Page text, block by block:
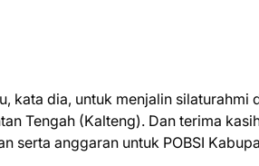
kata dia, untuk menjalin silaturahmi
Tengah (Kalteng). Dan terima
serta anggaran untuk POBSI